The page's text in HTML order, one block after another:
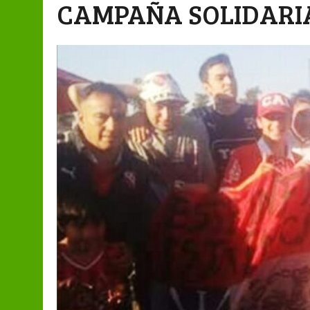
CAMPAÑA